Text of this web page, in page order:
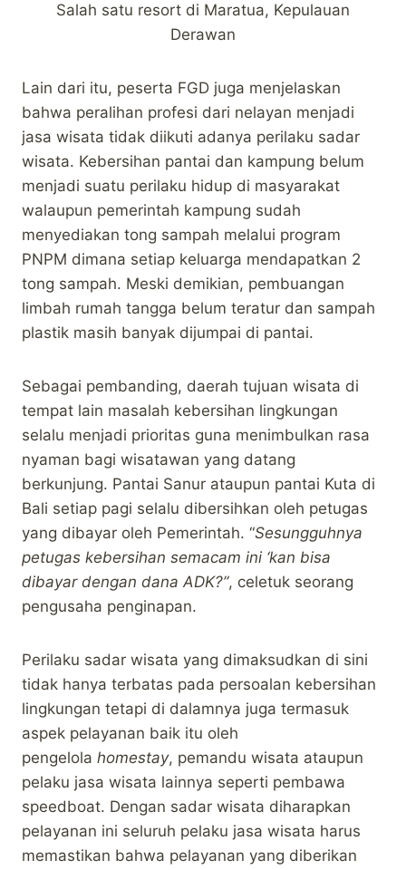
Salah satu resort di Maratua, Kepulauan
Derawan
Lain dari itu, peserta FGD juga menjelaskan
bahwa peralihan profesi dari nelayan menjadi
jasa wisata tidak diikuti adanya perilaku sadar
wisata. Kebersihan pantai dan kampung belum
menjadi suatu perilaku hidup di masyarakat
walaupun pemerintah kampung sudah
menyediakan tong sampah melalui program
PNPM dimana setiap keluarga mendapatkan 2
tong sampah. Meski demikian, pembuangan
limbah rumah tangga belum teratur dan sampah
plastik masih banyak dijumpai di pantai.
Sebagai pembanding, daerah tujuan wisata di
tempat lain masalah kebersihan lingkungan
selalu menjadi prioritas guna menimbulkan rasa
nyaman bagi wisatawan yang datang
berkunjung. Pantai Sanur ataupun pantai Kuta di
Bali setiap pagi selalu dibersihkan oleh petugas
yang dibayar oleh Pemerintah. “Sesungguhnya
petugas kebersihan semacam ini ‘kan bisa
dibayar dengan dana ADK?”, celetuk seorang
pengusaha penginapan.
Perilaku sadar wisata yang dimaksudkan di sini
tidak hanya terbatas pada persoalan kebersihan
lingkungan tetapi di dalamnya juga termasuk
aspek pelayanan baik itu oleh
pengelola homestay, pemandu wisata ataupun
pelaku jasa wisata lainnya seperti pembawa
speedboat. Dengan sadar wisata diharapkan
pelayanan ini seluruh pelaku jasa wisata harus
memastikan bahwa pelayanan yang diberikan